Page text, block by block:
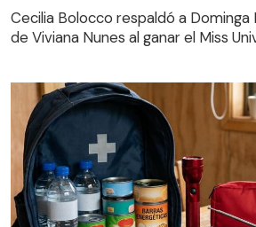
de Viviana Nunes al ganar el Miss
Cecilia Bolocco respaldó a
de Viviana Nunes al ganar el Miss